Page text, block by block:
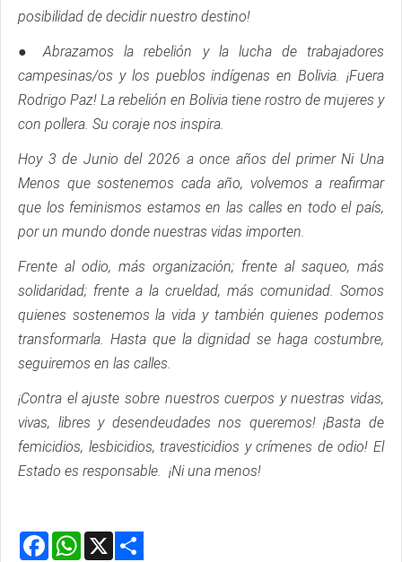
posibilidad de decidir nuestro destino!
● Abrazamos la rebelión y la lucha de trabajadores
campesinas/os y los pueblos indígenas en Bolivia. ¡Fuera
Rodrigo Paz! La rebelión en Bolivia tiene rostro de mujeres y
con pollera. Su coraje nos inspira.
Hoy 3 de Junio del 2026 a once años del primer Ni Una
Menos que sostenemos cada año, volvemos a reafirmar
que los feminismos estamos en las calles en todo el país,
por un mundo donde nuestras vidas importen.
Frente al odio, más organización; frente al saqueo, más
solidaridad; frente a la crueldad, más comunidad. Somos
quienes sostenemos la vida y también quienes podemos
transformarla. Hasta que la dignidad se haga costumbre,
seguiremos en las calles.
¡Contra el ajuste sobre nuestros cuerpos y nuestras vidas,
vivas, libres y desendeudades nos queremos! ¡Basta de
femicidios, lesbicidios, travesticidios y crímenes de odio! El
Estado es responsable. ¡Ni una menos!
Facebook
WhatsApp